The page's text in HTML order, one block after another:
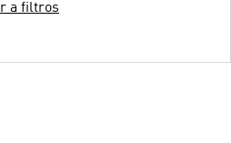
Ir a filtros